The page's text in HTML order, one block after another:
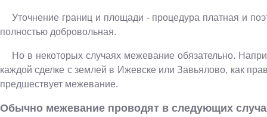
Уточнение границ и площади - процедура платная и
полностью добровольная.
Но в некоторых случаях межевание обязательно.
каждой сделке с землей в Ижевске или Завьялово, как
предшествует межевание.
Обычно межевание проводят в следующих